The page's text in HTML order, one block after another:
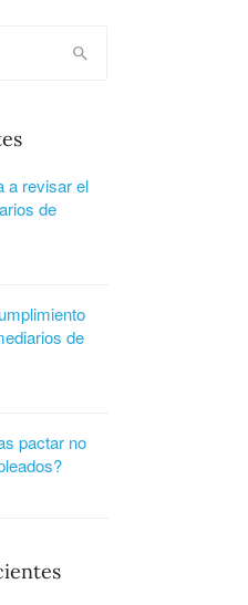
a revisar el
de
de
pactar no